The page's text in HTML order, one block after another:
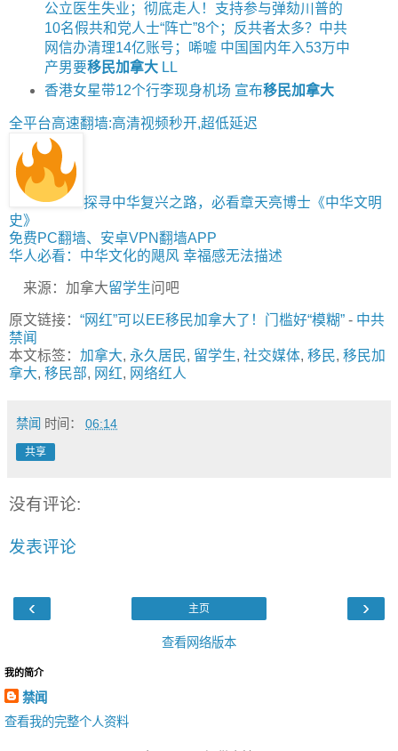
公立医生失业；彻底走人！支持参与弹劾川普的
10名假共和党人士“阵亡”8个；反共者太多？中共
网信办清理14亿账号；唏嘘 中国国内年入53万中
产男要移民加拿大LL
香港女星带12个行李现身机场 宣布移民加拿大
全平台高速翻墙:高清视频秒开,超低延迟
探寻中华复兴之路，必看章天亮博士《中华文明
史》
免费PC翻墙、安卓VPN翻墙APP
华人必看：中华文化的飓风 幸福感无法描述
来源：加拿大留学生问吧
原文链接： “网红”可以EE移民加拿大了！门槛好“模糊” - 中共
禁闻
本文标签： 加拿大, 永久居民, 留学生, 社交媒体, 移民, 移民加
拿大, 移民部, 网红, 网络红人
禁闻 时间： 06:14
共享
没有评论:
发表评论
‹ ›
主页
查看网络版本
我的简介
禁闻
查看我的完整个人资料